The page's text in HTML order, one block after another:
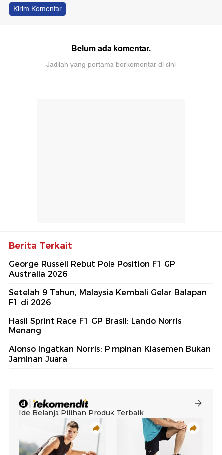
Kirim Komentar
Belum ada komentar.
Jadilah yang pertama berkomentar di sini
Berita Terkait
George Russell Rebut Pole Position F1 GP
Australia 2026
Setelah 9 Tahun, Malaysia Kembali Gelar Balapan
F1 di 2026
Hasil Sprint Race F1 GP Brasil: Lando Norris
Menang
Alonso Ingatkan Norris: Pimpinan Klasemen Bukan
Jaminan Juara